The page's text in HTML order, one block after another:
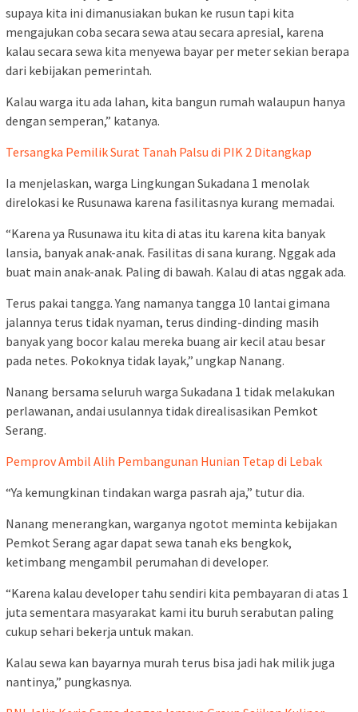
supaya kita ini dimanusiakan bukan ke rusun tapi kita
mengajukan coba secara sewa atau secara apresial, karena
kalau secara sewa kita menyewa bayar per meter sekian berapa
dari kebijakan pemerintah.
Kalau warga itu ada lahan, kita bangun rumah walaupun hanya
dengan semperan,” katanya.
Tersangka Pemilik Surat Tanah Palsu di PIK 2 Ditangkap
Ia menjelaskan, warga Lingkungan Sukadana 1 menolak
direlokasi ke Rusunawa karena fasilitasnya kurang memadai.
“Karena ya Rusunawa itu kita di atas itu karena kita banyak
lansia, banyak anak-anak. Fasilitas di sana kurang. Nggak ada
buat main anak-anak. Paling di bawah. Kalau di atas nggak ada.
Terus pakai tangga. Yang namanya tangga 10 lantai gimana
jalannya terus tidak nyaman, terus dinding-dinding masih
banyak yang bocor kalau mereka buang air kecil atau besar
pada netes. Pokoknya tidak layak,” ungkap Nanang.
Nanang bersama seluruh warga Sukadana 1 tidak melakukan
perlawanan, andai usulannya tidak direalisasikan Pemkot
Serang.
Pemprov Ambil Alih Pembangunan Hunian Tetap di Lebak
“Ya kemungkinan tindakan warga pasrah aja,” tutur dia.
Nanang menerangkan, warganya ngotot meminta kebijakan
Pemkot Serang agar dapat sewa tanah eks bengkok,
ketimbang mengambil perumahan di developer.
“Karena kalau developer tahu sendiri kita pembayaran di atas 1
juta sementara masyarakat kami itu buruh serabutan paling
cukup sehari bekerja untuk makan.
Kalau sewa kan bayarnya murah terus bisa jadi hak milik juga
nantinya,” pungkasnya.